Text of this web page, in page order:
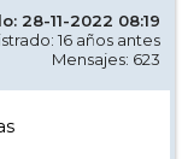
28-11-2022 08:19
16 años antes
Mensajes: 623